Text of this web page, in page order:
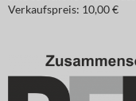
Verkaufspreis: 10,00 €